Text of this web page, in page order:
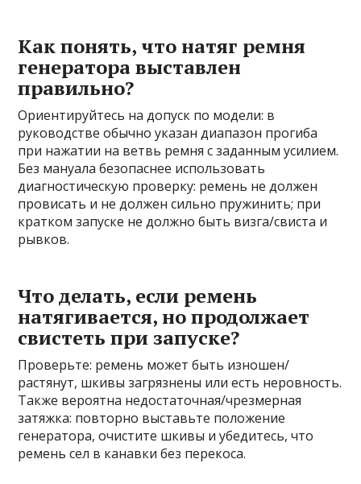
Как понять, что натяг ремня
генератора выставлен
правильно?
Ориентируйтесь на допуск по модели: в
руководстве обычно указан диапазон прогиба
при нажатии на ветвь ремня с заданным усилием.
Без мануала безопаснее использовать
диагностическую проверку: ремень не должен
провисать и не должен сильно пружинить; при
кратком запуске не должно быть визга/свиста и
рывков.
Что делать, если ремень
натягивается, но продолжает
свистеть при запуске?
Проверьте: ремень может быть изношен/
растянут, шкивы загрязнены или есть неровность.
Также вероятна недостаточная/чрезмерная
затяжка: повторно выставьте положение
генератора, очистите шкивы и убедитесь, что
ремень сел в канавки без перекоса.